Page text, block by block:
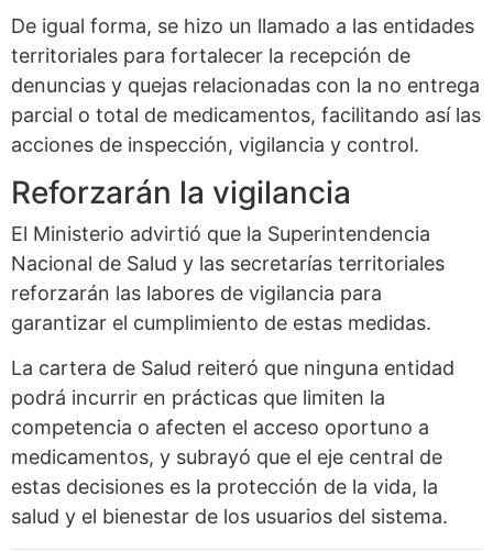
De igual forma, se hizo un llamado a las entidades
territoriales para fortalecer la recepción de
denuncias y quejas relacionadas con la no entrega
parcial o total de medicamentos, facilitando así las
acciones de inspección, vigilancia y control.
Reforzarán la vigilancia
El Ministerio advirtió que la Superintendencia
Nacional de Salud y las secretarías territoriales
reforzarán las labores de vigilancia para
garantizar el cumplimiento de estas medidas.
La cartera de Salud reiteró que ninguna entidad
podrá incurrir en prácticas que limiten la
competencia o afecten el acceso oportuno a
medicamentos, y subrayó que el eje central de
estas decisiones es la protección de la vida, la
salud y el bienestar de los usuarios del sistema.